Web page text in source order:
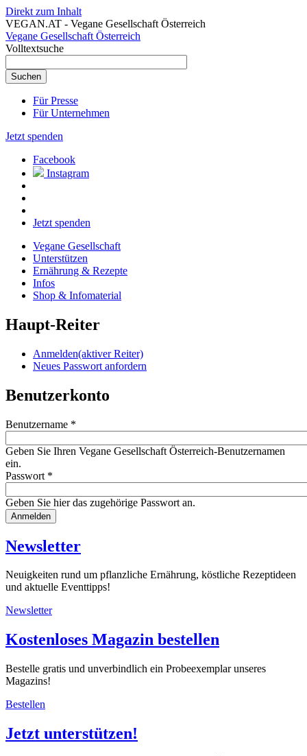
Direkt zum Inhalt
VEGAN.AT - Vegane Gesellschaft Österreich
Vegane Gesellschaft Österreich
Volltextsuche
Für Presse
Für Unternehmen
Jetzt spenden
Facebook
Instagram
Jetzt spenden
Vegane Gesellschaft
Unterstützen
Ernährung & Rezepte
Infos
Shop & Infomaterial
Haupt-Reiter
Anmelden(aktiver Reiter)
Neues Passwort anfordern
Benutzerkonto
Benutzername *
Geben Sie Ihren Vegane Gesellschaft Österreich-Benutzernamen
ein.
Passwort *
Geben Sie hier das zugehörige Passwort an.
Website
URL
Newsletter
Neuigkeiten rund um pflanzliche Ernährung, köstliche Rezeptideen
und aktuelle Eventtipps!
Newsletter
Kostenloses Magazin bestellen
Bestelle gratis und unverbindlich ein Probeexemplar unseres
Magazins!
Bestellen
Jetzt unterstützen!